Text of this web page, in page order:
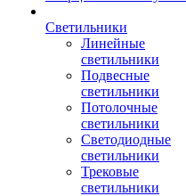
Светильники
Линейные
светильники
Подвесные
светильники
Потолочные
светильники
Светодиодные
светильники
Трековые
светильники